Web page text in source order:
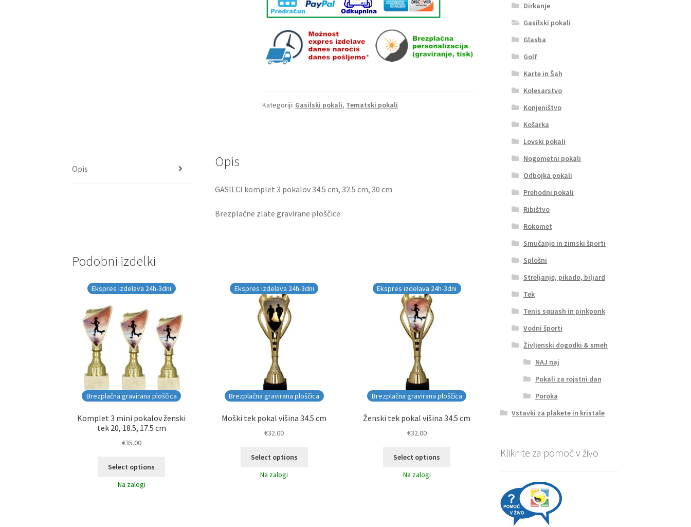
32.5
cm
količina
Kategoriji: Gasilski pokali, Tematski pokali
Opis Opis
GASILCI komplet 3 pokalov 34.5 cm, 32.5 cm, 30 cm
Brezplačne zlate gravirane ploščice.
Podobni izdelki
Brezplačna gravirana ploščica
Ekspres izdelava 24h-3dni
Komplet 3 mini pokalov ženski
tek 20, 18.5, 17.5 cm
€35.00
Select options
Na zalogi
Brezplačna gravirana ploščica
Ekspres izdelava 24h-3dni
Moški tek pokal višina 34.5 cm
€32.00
Select options
Na zalogi
Brezplačna gravirana ploščica
Ekspres izdelava 24h-3dni
Ženski tek pokal višina 34.5 cm
€32.00
Select options
Na zalogi
Dirkanje
Gasilski pokali
Glasba
Golf
Karte in Šah
Kolesarstvo
Konjeništvo
Košarka
Lovski pokali
Nogometni pokali
Odbojka pokali
Prehodni pokali
Ribištvo
Rokomet
Smučanje in zimski športi
Splošni
Streljanje, pikado, biljard
Tek
Tenis squash in pinkponk
Vodni športi
Življenski dogodki & smeh
NAJ naj
Pokali za rojstni dan
Poroka
Vstavki za plakete in kristale
Kliknite za pomoč v živo